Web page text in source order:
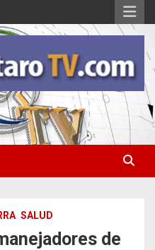
SALUD
de